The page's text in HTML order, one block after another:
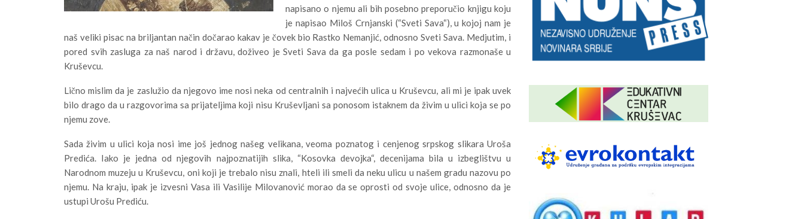
napisano o njemu ali bih posebno preporučio knjigu koju
je napisao Miloš Crnjanski (“Sveti Sava“), u kojoj nam je
naš veliki pisac na briljantan način dočarao kakav je čovek bio Rastko Nemanjić, odnosno Sveti Sava. Medjutim, i
pored svih zasluga za naš narod i državu, doživeo je Sveti Sava da ga posle sedam i po vekova razmonaše u
Kruševcu.
Lično mislim da je zaslužio da njegovo ime nosi neka od centralnih i najvećih ulica u Kruševcu, ali mi je ipak uvek
bilo drago da u razgovorima sa prijateljima koji nisu Kruševljani sa ponosom istaknem da živim u ulici koja se po
njemu zove.
Sada živim u ulici koja nosi ime još jednog našeg velikana, veoma poznatog i cenjenog srpskog slikara Uroša
Predića. Iako je jedna od njegovih najpoznatijih slika, “Kosovka devojka“, decenijama bila u izbeglištvu u
Narodnom muzeju u Kruševcu, oni koji je trebalo nisu znali, hteli ili smeli da neku ulicu u našem gradu nazovu po
njemu. Na kraju, ipak je izvesni Vasa ili Vasilije Milovanović morao da se oprosti od svoje ulice, odnosno da je
ustupi Urošu Prediću.